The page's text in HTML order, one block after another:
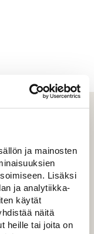
ja mainosten
Lisäksi
ja analytiikka-
käytät
näitä
heille tai joita on
toteutetaan
Olemassa
hyödyntää
osa.
myös
tai puusta,
asentaa
on sivuun